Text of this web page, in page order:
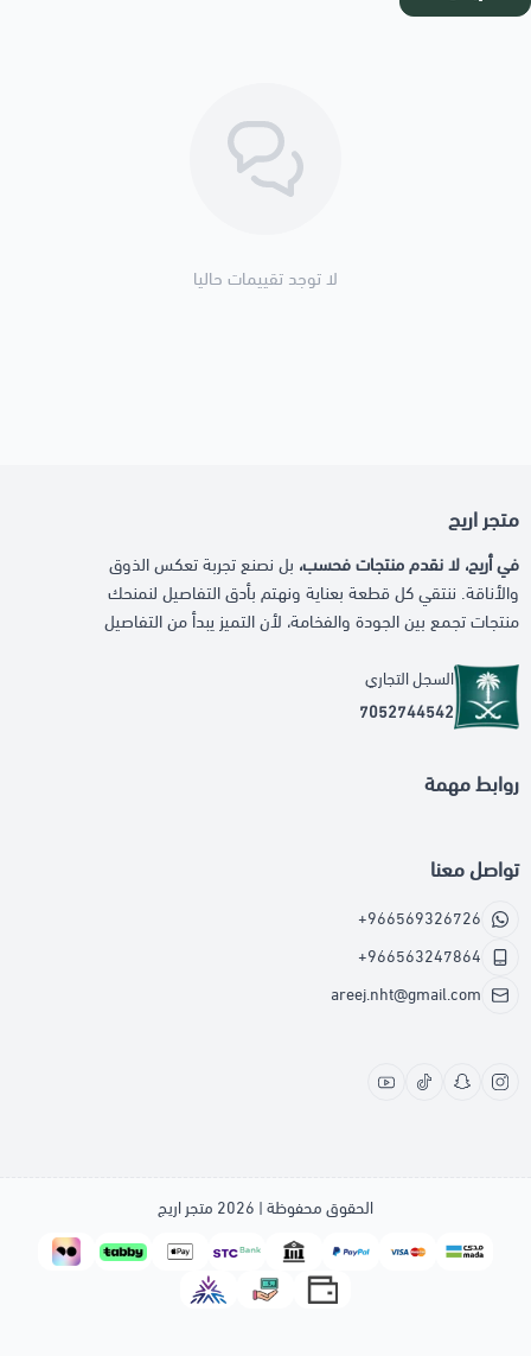
لا توجد تقييمات حاليا
متجر اريج
في أريج، لا نقدم منتجات فحسب، بل نصنع تجربة تعكس الذوق
والأناقة. ننتقي كل قطعة بعناية ونهتم بأدق التفاصيل لنمنحك
منتجات تجمع بين الجودة والفخامة، لأن التميز يبدأ من التفاصيل
السجل التجاري
7052744542
روابط مهمة
تواصل معنا
+966569326726
+966563247864
areej.nht@gmail.com
الحقوق محفوظة | 2026 متجر اريج